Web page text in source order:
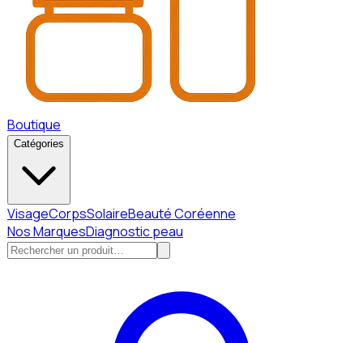
Boutique
Catégories
VisageCorpsSolaireBeauté Coréenne
Nos MarquesDiagnostic peau